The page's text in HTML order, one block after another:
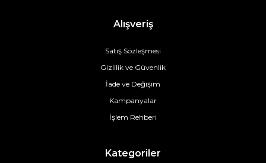
Alışveriş
Satış Sözleşmesi
Gizlilik ve Güvenlik
İade ve Değişim
Kampanyalar
İşlem Rehberi
Kategoriler